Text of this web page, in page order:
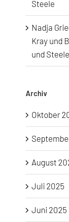
Steele
Nadja
Kray und
und Steele
Archiv
Oktober
August
Juli 2025
Juni 2025